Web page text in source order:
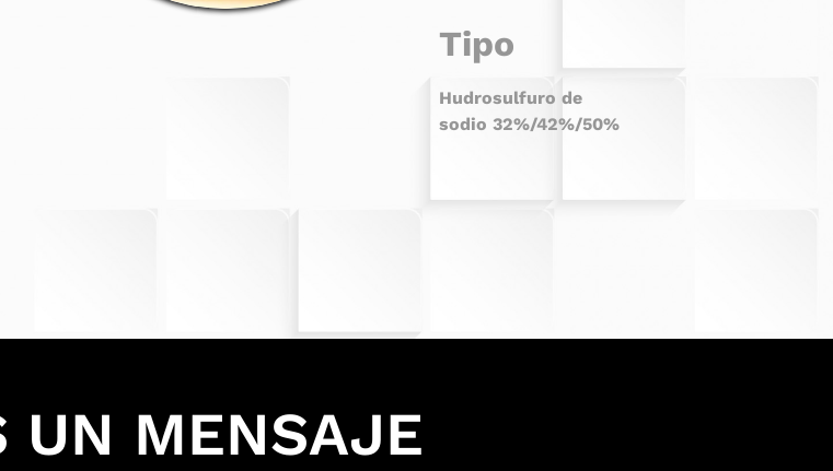
Tipo
Hudrosulfuro de
sodio 32%/42%/50%
UN MENSAJE